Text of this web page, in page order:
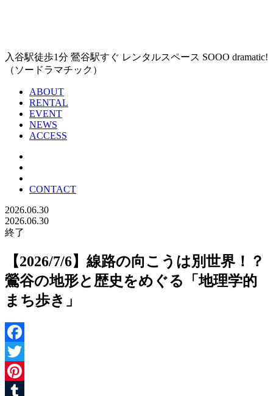
入谷駅徒歩1分 鶯谷駅すぐ レンタルスペース SOOO dramatic!
（ソードラマチック）
ABOUT
RENTAL
EVENT
NEWS
ACCESS
CONTACT
2026.06.30
2026.06.30
終了
【2026/7/6】線路の向こうは別世界！？
鶯谷の地形と歴史をめぐる「地理学的
まち歩き」
Facebook
Twitter
Pinterest